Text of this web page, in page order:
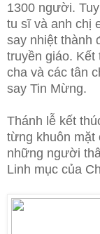
1300 người.
tu sĩ và anh chị
say nhiệt thành
truyền giáo.
cha và các tân
say Tin Mừng.
Thánh lễ kết
từng khuôn mặt
những người
Linh mục của